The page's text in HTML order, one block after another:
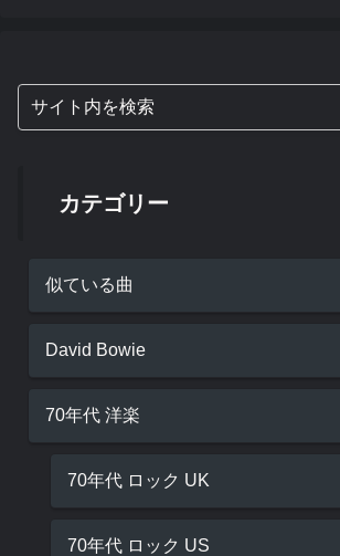
カテゴリー
似ている曲
David Bowie
70年代 洋楽
70年代 ロック UK
70年代 ロック US